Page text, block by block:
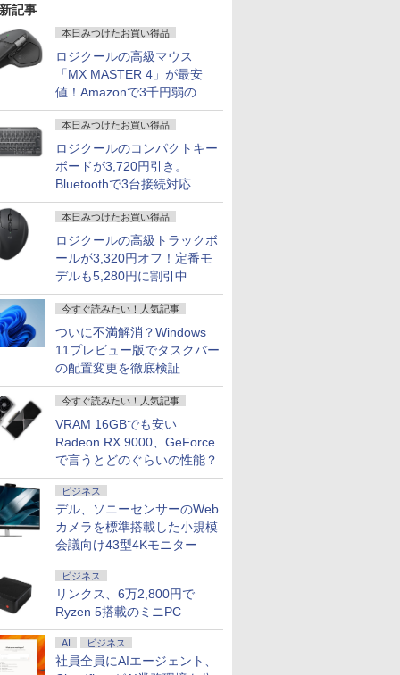
記事
本日みつけたお買い得品
ロジクールの高級マウス
「MX MASTER 4」が最安
値！Amazonで3千円弱の割
引
本日みつけたお買い得品
ロジクールのコンパクトキー
ボードが3,720円引き。
Bluetoothで3台接続対応
本日みつけたお買い得品
ロジクールの高級トラックボ
ールが3,320円オフ！定番モ
デルも5,280円に割引中
今すぐ読みたい！人気記事
ついに不満解消？Windows
11プレビュー版でタスクバー
の配置変更を徹底検証
今すぐ読みたい！人気記事
VRAM 16GBでも安い
Radeon RX 9000、GeForce
で言うとどのぐらいの性能？
ビジネス
デル、ソニーセンサーのWeb
カメラを標準搭載した小規模
会議向け43型4Kモニター
ビジネス
リンクス、6万2,800円で
Ryzen 5搭載のミニPC
AI ビジネス
社員全員にAIエージェント、